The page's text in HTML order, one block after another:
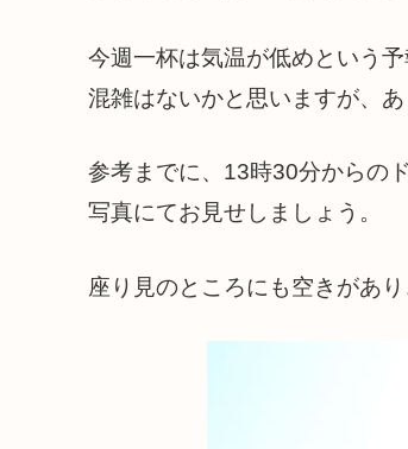
今週一杯は気温が低めという
混雑はないかと思いますが、
参考までに、13時30分からの
写真にてお見せしましょう。
座り見のところにも空きがあ